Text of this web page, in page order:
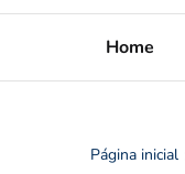
Home
Página inicial